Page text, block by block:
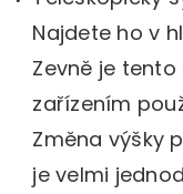
Najdete ho v
Zevně je
zařízením
Změna výšky
je velmi